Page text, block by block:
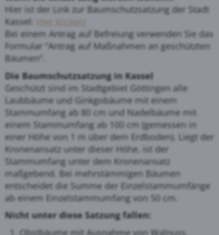
Hier ist der Link zur Baumschutzsatzung der Stadt
Kassel:
Hier klicken!
Bei einem Antrag auf Befreiung verwenden Sie das
Formular "Antrag auf Maßnahmen an geschützten
Bäumen".
Die Baumschutzsatzung in Kassel
Geschützt sind im Stadtgebiet Göttingen alle
Laubbäume und Ginkgobäume mit einem
Stammumfang ab 80 cm und Nadelbäume mit
einem Stammumfang ab 100 cm (gemessen in
einer Höhe von 1 m über dem Erdboden). Liegt der
Kronenansatz unter dieser Höhe, ist der
Stammumfang unter dem Kronenansatz
maßgebend. Bei mehrstämmigen Bäumen
entscheidet die Summe der Einzelstammumfänge
ab einem Einzelstammumfang von 50 cm.
Nicht unter diese Satzung fallen:
Obstbäume mit Ausnahme von Walnuss,